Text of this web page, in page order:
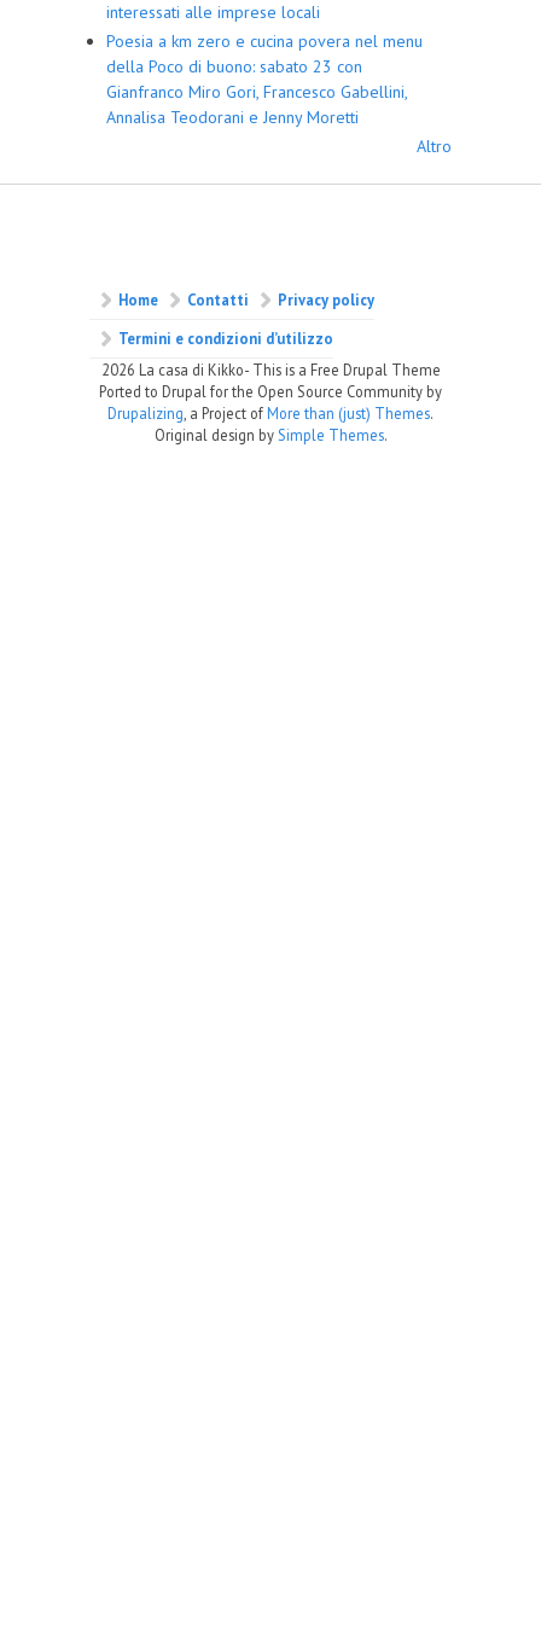
interessati alle imprese locali
Poesia a km zero e cucina povera nel menu
della Poco di buono: sabato 23 con
Gianfranco Miro Gori, Francesco Gabellini,
Annalisa Teodorani e Jenny Moretti
Altro
Home Contatti
Privacy policy
Termini e condizioni d’utilizzo
2026 La casa di Kikko- This is a Free Drupal Theme
Ported to Drupal for the Open Source Community by
Drupalizing, a Project ofMore than (just) Themes.
Original design bySimple Themes.